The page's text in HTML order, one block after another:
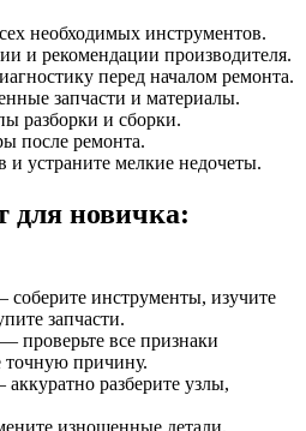
необходимых инструментов.
и рекомендации производителя.
перед началом ремонта.
запчасти и материалы.
разборки и сборки.
после ремонта.
и устраните мелкие недочеты.
для новичка:
соберите инструменты, изучите
запчасти.
проверьте все признаки
точную причину.
разберите узлы,
изношенные детали,